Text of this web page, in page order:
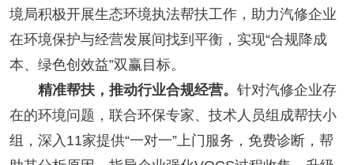
境局积极开展生态环境执法帮扶工作，助力汽修企业
在环境保护与经营发展间找到平衡，实现“合规降成
本、绿色创效益”双赢目标。
精准帮扶，推动行业合规经营。 针对汽修企业存
在的环境问题，联合环保专家、技术人员组成帮扶小
组，深入11家提供“一对一”上门服务，免费诊断，帮